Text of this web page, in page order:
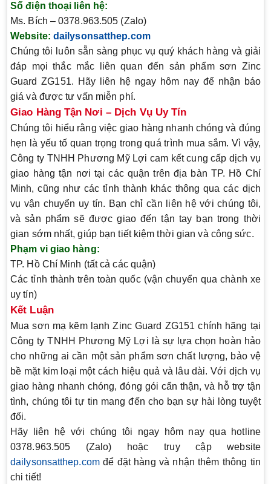
Số điện thoại liên hệ:
Ms. Bích – 0378.963.505 (Zalo)
Website: dailysonsatthep.com
Chúng tôi luôn sẵn sàng phục vụ quý khách hàng và giải
đáp mọi thắc mắc liên quan đến sản phẩm sơn Zinc
Guard ZG151. Hãy liên hệ ngay hôm nay để nhận báo
giá và được tư vấn miễn phí.
Giao Hàng Tận Nơi – Dịch Vụ Uy Tín
Chúng tôi hiểu rằng việc giao hàng nhanh chóng và đúng
hẹn là yếu tố quan trọng trong quá trình mua sắm. Vì vậy,
Công ty TNHH Phương Mỹ Lợi cam kết cung cấp dịch vụ
giao hàng tận nơi tại các quận trên địa bàn TP. Hồ Chí
Minh, cũng như các tỉnh thành khác thông qua các dịch
vụ vận chuyển uy tín. Bạn chỉ cần liên hệ với chúng tôi,
và sản phẩm sẽ được giao đến tận tay bạn trong thời
gian sớm nhất, giúp bạn tiết kiệm thời gian và công sức.
Phạm vi giao hàng:
TP. Hồ Chí Minh (tất cả các quận)
Các tỉnh thành trên toàn quốc (vận chuyển qua chành xe
uy tín)
Kết Luận
Mua sơn mạ kẽm lạnh Zinc Guard ZG151 chính hãng tại
Công ty TNHH Phương Mỹ Lợi là sự lựa chọn hoàn hảo
cho những ai cần một sản phẩm sơn chất lượng, bảo vệ
bề mặt kim loại một cách hiệu quả và lâu dài. Với dịch vụ
giao hàng nhanh chóng, đóng gói cẩn thận, và hỗ trợ tận
tình, chúng tôi tự tin mang đến cho bạn sự hài lòng tuyệt
đối.
Hãy liên hệ với chúng tôi ngay hôm nay qua hotline
0378.963.505 (Zalo) hoặc truy cập website
dailysonsatthep.comđể đặt hàng và nhận thêm thông tin
chi tiết!